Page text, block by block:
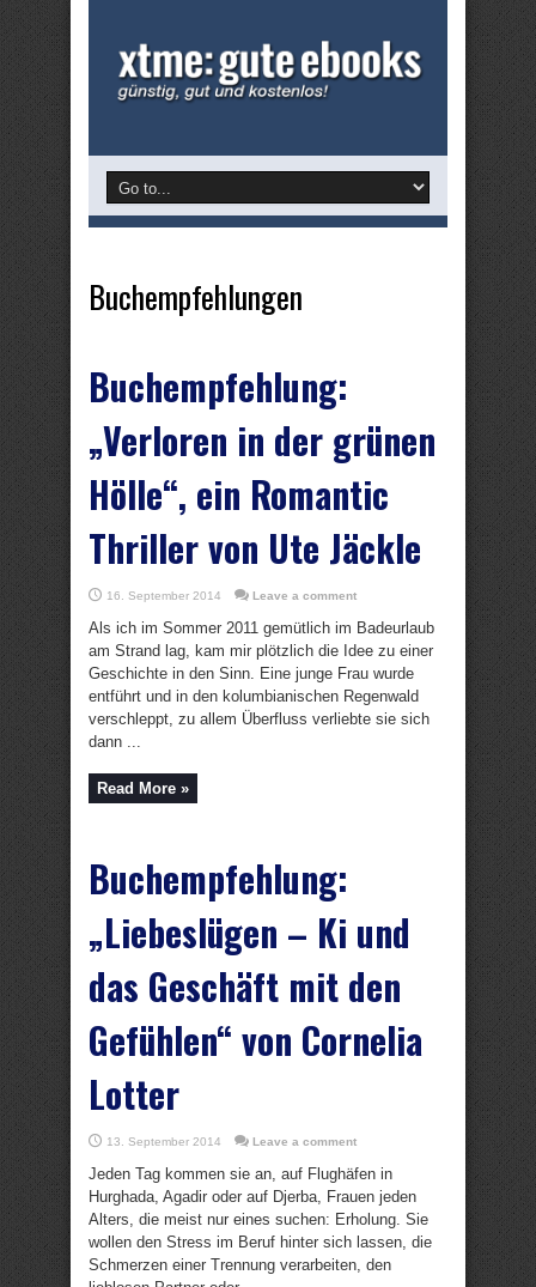
Buchempfehlungen
Buchempfehlung:
„Verloren in der grünen
Hölle“, ein Romantic
Thriller von Ute Jäckle
16. September 2014 Leave a comment
Als ich im Sommer 2011 gemütlich im Badeurlaub
am Strand lag, kam mir plötzlich die Idee zu einer
Geschichte in den Sinn. Eine junge Frau wurde
entführt und in den kolumbianischen Regenwald
verschleppt, zu allem Überfluss verliebte sie sich
dann ...
Read More »
Buchempfehlung:
„Liebeslügen – Ki und
das Geschäft mit den
Gefühlen“ von Cornelia
Lotter
13. September 2014 Leave a comment
Jeden Tag kommen sie an, auf Flughäfen in
Hurghada, Agadir oder auf Djerba, Frauen jeden
Alters, die meist nur eines suchen: Erholung. Sie
wollen den Stress im Beruf hinter sich lassen, die
Schmerzen einer Trennung verarbeiten, den